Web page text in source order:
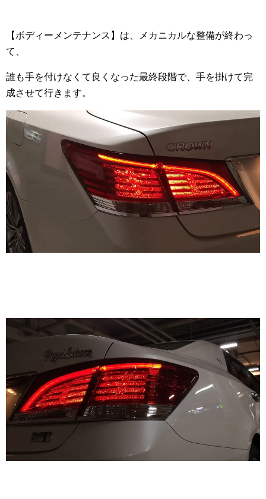
【ボディーメンテナンス】は、メカニカルな整備が終わっ
て、
誰も手を付けなくて良くなった最終段階で、手を掛けて完
成させて行きます。